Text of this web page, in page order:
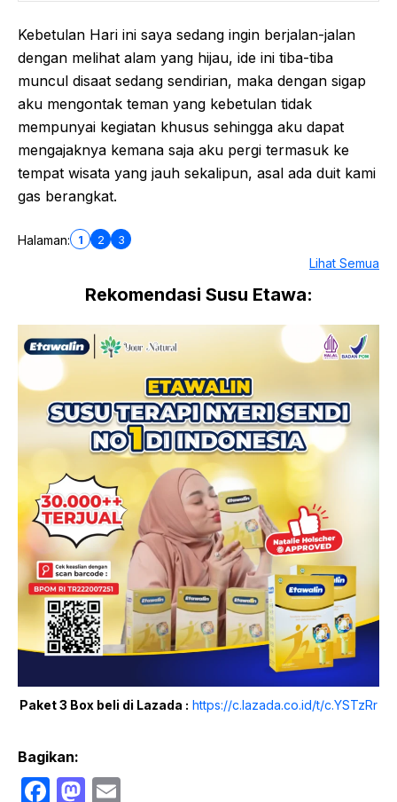
Kebetulan Hari ini saya sedang ingin berjalan-jalan
dengan melihat alam yang hijau, ide ini tiba-tiba
muncul disaat sedang sendirian, maka dengan sigap
aku mengontak teman yang kebetulan tidak
mempunyai kegiatan khusus sehingga aku dapat
mengajaknya kemana saja aku pergi termasuk ke
tempat wisata yang jauh sekalipun, asal ada duit kami
gas berangkat.
Halaman: 1 2 3
Lihat Semua
Rekomendasi Susu Etawa:
Paket 3 Box beli di Lazada : https://c.lazada.co.id/t/c.YSTzRr
Bagikan:
F M